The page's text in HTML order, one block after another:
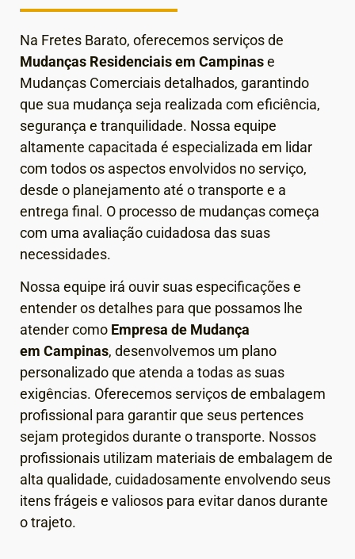
Na Fretes Barato, oferecemos serviços de
Mudanças Residenciais em Campinase
Mudanças Comerciais detalhados, garantindo
que sua mudança seja realizada com eficiência,
segurança e tranquilidade. Nossa equipe
altamente capacitada é especializada em lidar
com todos os aspectos envolvidos no serviço,
desde o planejamento até o transporte e a
entrega final. O processo de mudanças começa
com uma avaliação cuidadosa das suas
necessidades.
Nossa equipe irá ouvir suas especificações e
entender os detalhes para que possamos lhe
atender como Empresa de Mudança
em Campinas, desenvolvemos um plano
personalizado que atenda a todas as suas
exigências. Oferecemos serviços de embalagem
profissional para garantir que seus pertences
sejam protegidos durante o transporte. Nossos
profissionais utilizam materiais de embalagem de
alta qualidade, cuidadosamente envolvendo seus
itens frágeis e valiosos para evitar danos durante
o trajeto.